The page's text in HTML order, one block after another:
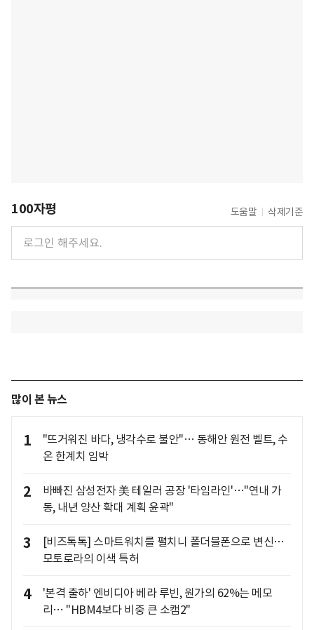
100자평 도움말 삭제기준
많이 본 뉴스
1
"뜨거워진 바다, 냉각수로 불안"… 동해안 원전 벨트, 수
온 한계치 임박
2
바빠진 삼성전자 美 테일러 공장 '타임라인'…"연내 가
동, 내년 양산 확대 계획 윤곽"
3
[비즈톡톡] 스마트워치를 펼치니 폴더블폰으로 변신…
모토로라의 이색 특허
4
'본격 출하' 엔비디아 베라 루빈, 원가의 62%는 메모
리… "HBM4보다 비중 큰 소캠2"